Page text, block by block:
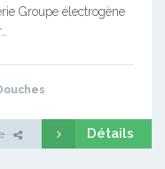
Groupe électrogène
Détails